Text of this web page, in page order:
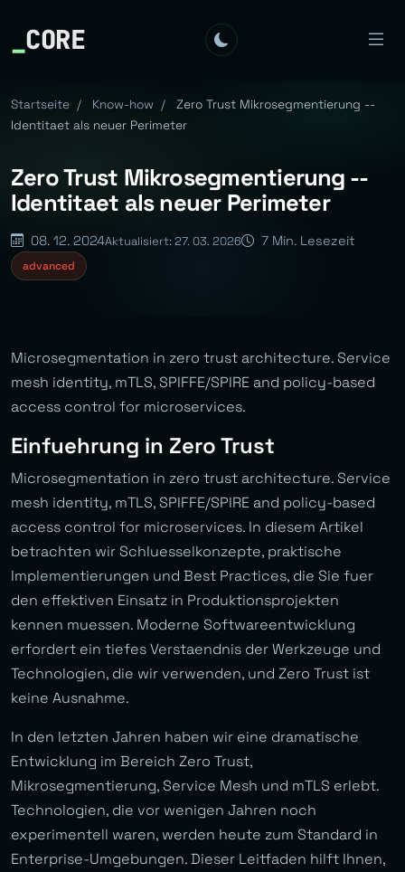
_CORE
Startseite / Know-how /
Zero Trust Mikrosegmentierung --
Identitaet als neuer Perimeter
Zero Trust Mikrosegmentierung --
Identitaet als neuer Perimeter
08. 12. 2024Aktualisiert: 27. 03. 2026 7 Min. Lesezeit
advanced
Microsegmentation in zero trust architecture. Service
mesh identity, mTLS, SPIFFE/SPIRE and policy-based
access control for microservices.
Einfuehrung in Zero Trust
Microsegmentation in zero trust architecture. Service
mesh identity, mTLS, SPIFFE/SPIRE and policy-based
access control for microservices. In diesem Artikel
betrachten wir Schluesselkonzepte, praktische
Implementierungen und Best Practices, die Sie fuer
den effektiven Einsatz in Produktionsprojekten
kennen muessen. Moderne Softwareentwicklung
erfordert ein tiefes Verstaendnis der Werkzeuge und
Technologien, die wir verwenden, und Zero Trust ist
keine Ausnahme.
In den letzten Jahren haben wir eine dramatische
Entwicklung im Bereich Zero Trust,
Mikrosegmentierung, Service Mesh und mTLS erlebt.
Technologien, die vor wenigen Jahren noch
experimentell waren, werden heute zum Standard in
Enterprise-Umgebungen. Dieser Leitfaden hilft Ihnen,